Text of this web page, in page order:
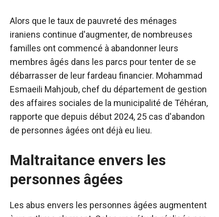
Alors que le taux de pauvreté des ménages
iraniens continue d'augmenter, de nombreuses
familles ont commencé à abandonner leurs
membres âgés dans les parcs pour tenter de se
débarrasser de leur fardeau financier. Mohammad
Esmaeili Mahjoub, chef du département de gestion
des affaires sociales de la municipalité de Téhéran,
rapporte que depuis début 2024, 25 cas d'abandon
de personnes âgées ont déjà eu lieu.
Maltraitance envers les
personnes âgées
Les abus envers les personnes âgées augmentent